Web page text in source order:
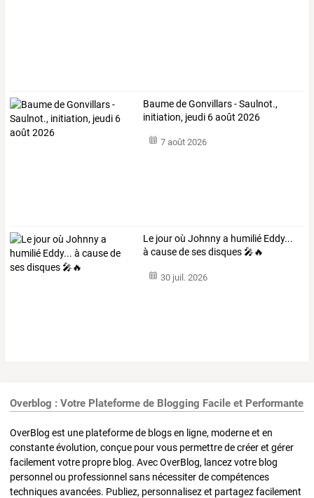
Baume de Gonvillars - Saulnot.,
initiation, jeudi 6 août 2026
7 août 2026
Le jour où Johnny a humilié Eddy...
à cause de ses disques 🎤🔥
30 juil. 2026
Overblog : Votre Plateforme de Blogging Facile et Performante
OverBlog est une plateforme de blogs en ligne, moderne et en
constante évolution, conçue pour vous permettre de créer et gérer
facilement votre propre blog. Avec OverBlog, lancez votre blog
personnel ou professionnel sans nécessiter de compétences
techniques avancées. Publiez, personnalisez et partagez facilement